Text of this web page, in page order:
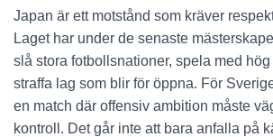
Japan är ett motstånd som kräver
Laget har under de senaste
slå stora fotbollsnationer, spela med
straffa lag som blir för öppna. För
en match där offensiv ambition måste
kontroll. Det går inte att bara anfalla på